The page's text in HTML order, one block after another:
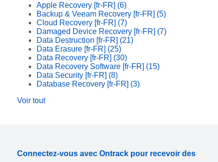
Apple Recovery [fr-FR] (6)
Backup & Veeam Recovery [fr-FR] (5)
Cloud Recovery [fr-FR] (7)
Damaged Device Recovery [fr-FR] (7)
Data Destruction [fr-FR] (21)
Data Erasure [fr-FR] (25)
Data Recovery [fr-FR] (30)
Data Recovery Software [fr-FR] (15)
Data Security [fr-FR] (8)
Database Recovery [fr-FR] (3)
Voir tout
Connectez-vous avec Ontrack pour recevoir des